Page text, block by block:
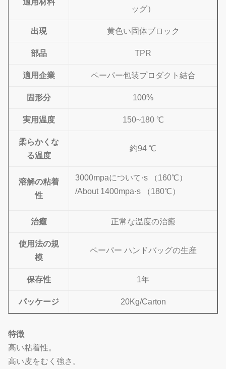
適用材料
ッグ）
出現 黄色い固体ブロック
部品 TPR
適用企業 ペーパー包装プロダクト結合
固形分 100%
実用温度 150~180 ℃
柔らかくな
る温度
約94 ℃
溶解の粘着
性
3000mpaについて·s （160℃）
/About 1400mpa·s （180℃）
治癒 正常な温度の治癒
使用法の規
模
ペーパー ハンドバッグの生産
保存性 1年
パッケージ 20Kg/Carton
特徴
高い粘着性。
高い皮をむく強さ。